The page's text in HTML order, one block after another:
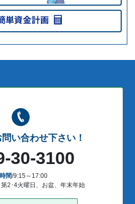
い合わせ下さい！
30-3100
間/9:15～17:00
2･4火曜日、お盆、年末年始